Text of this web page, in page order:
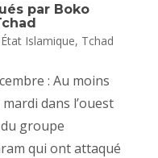
par Boko
État Islamique, Tchad
: Au moins
dans l’ouest
groupe
qui ont attaqué